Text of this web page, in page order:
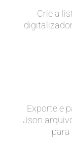
Crie a
Exporte e
Json
para